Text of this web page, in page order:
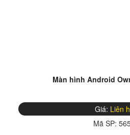
Màn hình Android
Giá: Liên
Mã SP: